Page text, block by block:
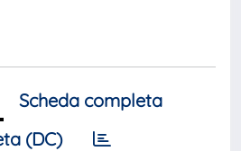
Scheda completa
(DC)